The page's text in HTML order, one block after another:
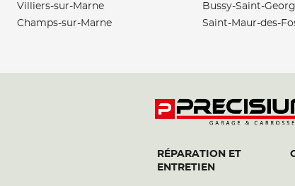
6 VAL AUTO PLUS
171 AVENUE DE LA REPUBLIQUE
94290 VILLEJUIF
Villiers-sur-Marne
Champs-sur-Marne
Bussy-Saint-
Saint-Maur-des-
RÉPARATION ET
ENTRETIEN